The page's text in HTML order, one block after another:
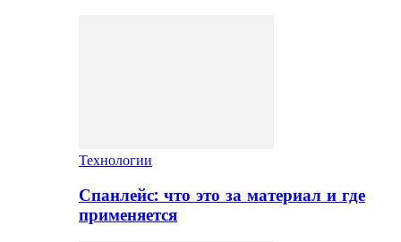
Технологии
Спанлейс: что это за материал и где
применяется